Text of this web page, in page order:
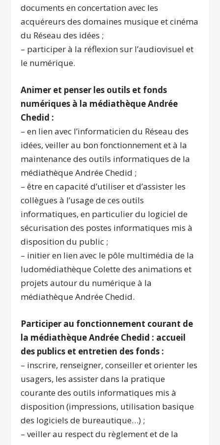
documents en concertation avec les
acquéreurs des domaines musique et cinéma
du Réseau des idées ;
– participer à la réflexion sur l’audiovisuel et
le numérique.
Animer et penser les outils et fonds
numériques à la médiathèque Andrée
Chedid :
– en lien avec l’informaticien du Réseau des
idées, veiller au bon fonctionnement et à la
maintenance des outils informatiques de la
médiathèque Andrée Chedid ;
– être en capacité d’utiliser et d’assister les
collègues à l’usage de ces outils
informatiques, en particulier du logiciel de
sécurisation des postes informatiques mis à
disposition du public ;
– initier en lien avec le pôle multimédia de la
ludomédiathèque Colette des animations et
projets autour du numérique à la
médiathèque Andrée Chedid.
Participer au fonctionnement courant de
la médiathèque Andrée Chedid : accueil
des publics et entretien des fonds :
– inscrire, renseigner, conseiller et orienter les
usagers, les assister dans la pratique
courante des outils informatiques mis à
disposition (impressions, utilisation basique
des logiciels de bureautique…) ;
– veiller au respect du règlement et de la